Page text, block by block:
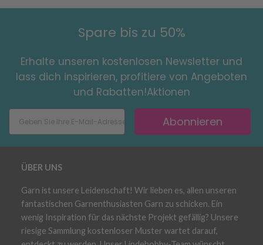
Spare bis zu 50%
Erhalte unseren kostenlosen Newsletter und
lass dich inspirieren, profitiere von Angeboten
und Rabatten!Aktionen
Abonnieren
ÜBER UNS
Garn ist unsere Leidenschaft! Wir lieben es, allen unseren
fantastischen Garnenthusiasten Garn zu schicken. Ein
wenig Inspiration für das nächste Projekt gefällig? Unsere
riesige Sammlung kostenloser Muster wartet darauf,